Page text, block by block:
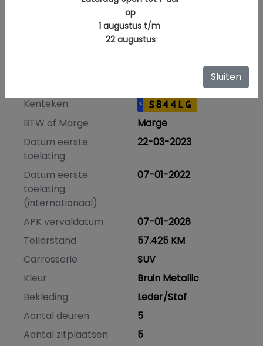
Kenteken NL S844LG
BTW of Marge
Marge
Datum eerste
toelating
22-03-2023
Datum eerste
toelating
(internationaal)
07-01-2022
APK vervaldatum
07-01-2028
Tellerstand
57.425 KM
Carrosserie
SUV
Kleur
Bruin Metallic
Bekleding
Leder/Stof
Aantal deuren
5
Aantal zitplaatsen
5
op
1 augustus t/m
22 augustus
Sluiten